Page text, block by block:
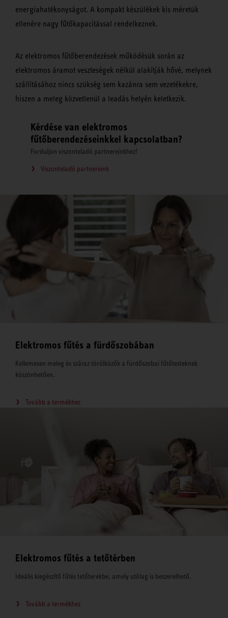
energiahatékonyságot. A kompakt készülékek kis méretük
ellenére nagy fűtőkapacitással rendelkeznek.
Az elektromos fűtőberendezések működésük során az
elektromos áramot veszteségek nélkül alakítják hővé, melynek
szállításához nincs szükség sem kazánra sem vezetékekre,
hiszen a meleg közvetlenül a leadás helyén keletkezik.
Kérdése van elektromos
fűtőberendezéseinkkel kapcsolatban?
Forduljon viszonteladó partnereinkhez!
Viszonteladó partnereink
Elektromos fűtés a fürdőszobában
Kellemesen meleg és száraz törölközők a fürdőszobai fűtőtesteknek
köszönhetően.
Tovább a termékhez
Elektromos fűtés a tetőtérben
Ideális kiegészítő fűtés tetőterekbe, amely utólag is beszerelhető.
Tovább a termékhez